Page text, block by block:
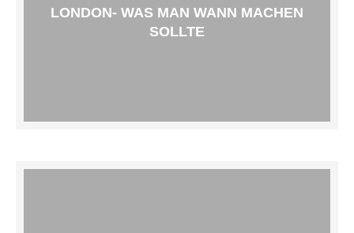
LONDON- WAS MAN WANN MACHEN
SOLLTE